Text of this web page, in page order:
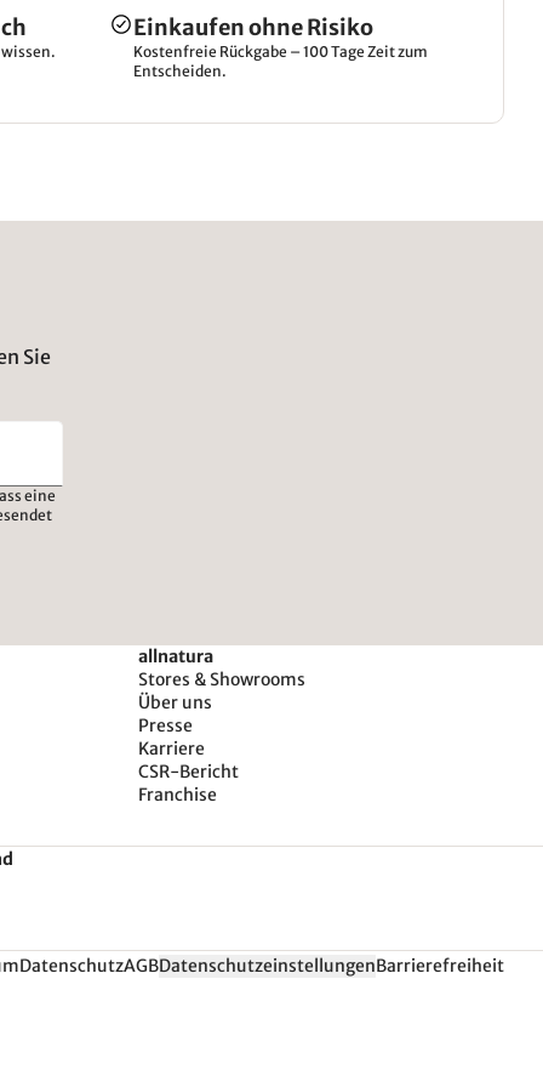
Einkaufen ohne Risiko
Kostenfreie Rückgabe – 100 Tage Zeit zum
Entscheiden.
Sie
eine
allnatura
Stores & Showrooms
Über uns
Presse
Karriere
CSR-Bericht
Franchise
DatenschutzAGBDatenschutzeinstellungenBarrierefreiheit